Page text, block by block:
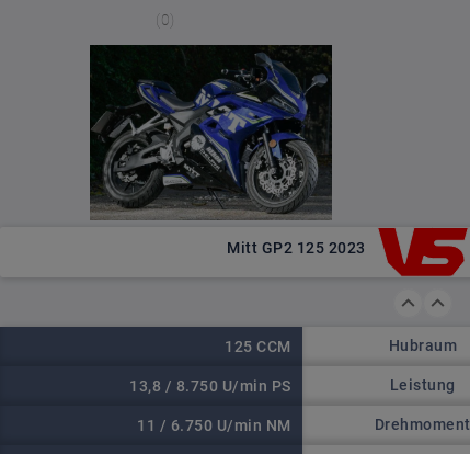
(0)
Mitt GP2 125 2023
125 CCM Hubraum
13,8 / 8.750 U/min PS Leistung
11 / 6.750 U/min NM Drehmoment